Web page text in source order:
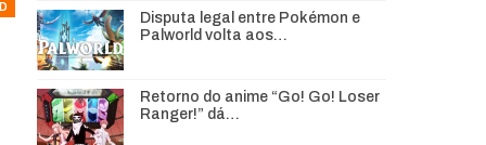
Disputa legal entre Pokémon e
Palworld volta aos…
Retorno do anime “Go! Go! Loser
Ranger!” dá…